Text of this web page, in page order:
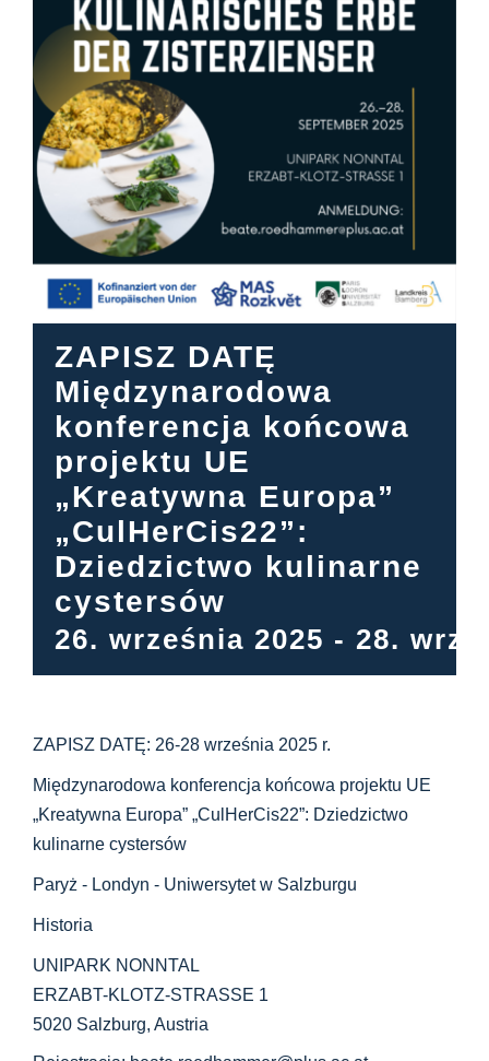
Centrum informacyjne
Pliki do pobrania
Miejsce nauki
Dziedzictwo kulinarne
Łatwy język
Polski
ZAPISZ DATĘ
Międzynarodowa
konferencja końcowa
projektu UE
„Kreatywna Europa”
„CulHerCis22”:
Dziedzictwo kulinarne
cystersów
26. września 2025 - 28.
ZAPISZ DATĘ: 26-28 września 2025 r.
Międzynarodowa konferencja końcowa projektu UE
„Kreatywna Europa” „CulHerCis22”: Dziedzictwo
kulinarne cystersów
Paryż - Londyn - Uniwersytet w Salzburgu
Historia
UNIPARK NONNTAL
ERZABT-KLOTZ-STRASSE 1
5020 Salzburg, Austria